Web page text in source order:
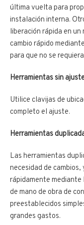
última vuelta para
instalación interna.
liberación rápida en
cambio rápido
para que no se
Herramientas sin
Utilice clavijas de
completo el ajuste.
Herramientas
Las herramientas
necesidad de
rápidamente
de mano de obra de
preestablecidos
grandes gastos.